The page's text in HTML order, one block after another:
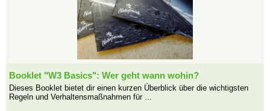
Booklet "W3 Basics": Wer geht wann wohin?
Dieses Booklet bietet dir einen kurzen Überblick über die wichtigsten
Regeln und Verhaltensmaßnahmen für ...